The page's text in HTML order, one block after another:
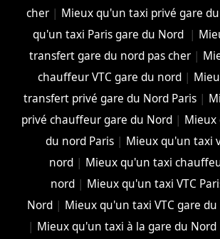
cher | Mieux qu'un taxi privé gare
qu'un taxi Paris gare du Nord |
transfert gare du nord pas cher|
chauffeur VTC gare du nord |
transfert privé gare du Nord Paris|
privé chauffeur gare du Nord| Mieux
du nord Paris| Mieux qu'un taxi
nord | Mieux qu'un taxi
nord| Mieux qu'un taxi VTC
Nord| Mieux qu'un taxi VTC gare
| Mieux qu'un taxi à la gare du Nord